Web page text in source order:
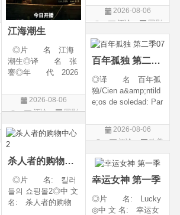
江海潮生
◎片 名 江海
潮生◎译 名 张
謇◎年 代 2026
陆◎类 别 传记
/ 历史 / 古装◎语
上映日期 2026-07-
20(中国大陆)◎
2026-08-06
评论
国剧
◎类 别 剧情 /
悬疑◎语 言 汉
期 2026-08-04(中国
大陆)◎IMDb链接 t
2026-08-06
评论
国剧
百年孤独 第二季07
◎译 名 百年孤
独/Cien a&amp;ntild
e;os de soledad: Par
ears of Solitude/One
Hundred Years of So
寂/百年孤寂：第一
部(台)/百年孤
2026-08-06
评论
欧美
剧
杀人者的购物中心2
◎片 名: 킬러
들의 쇼핑몰2◎中 文
名: 杀人者的购物
幸运女神 第一季
◎片 名: Lucky
◎中 文 名: 幸运女